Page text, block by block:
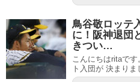
鳥谷敬ロッテ
に！阪神退団
きつい…
こんにちはritaで
ト入団が 決まり